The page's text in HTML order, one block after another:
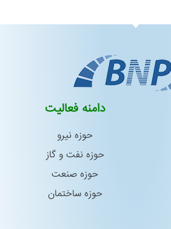
دامنه فعالیت
حوزه نیرو
حوزه نفت و گاز
حوزه صنعت
حوزه ساختمان